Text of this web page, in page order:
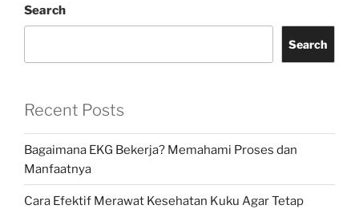
Search
Search
Recent Posts
Bagaimana EKG Bekerja? Memahami Proses dan
Manfaatnya
Cara Efektif Merawat Kesehatan Kuku Agar Tetap